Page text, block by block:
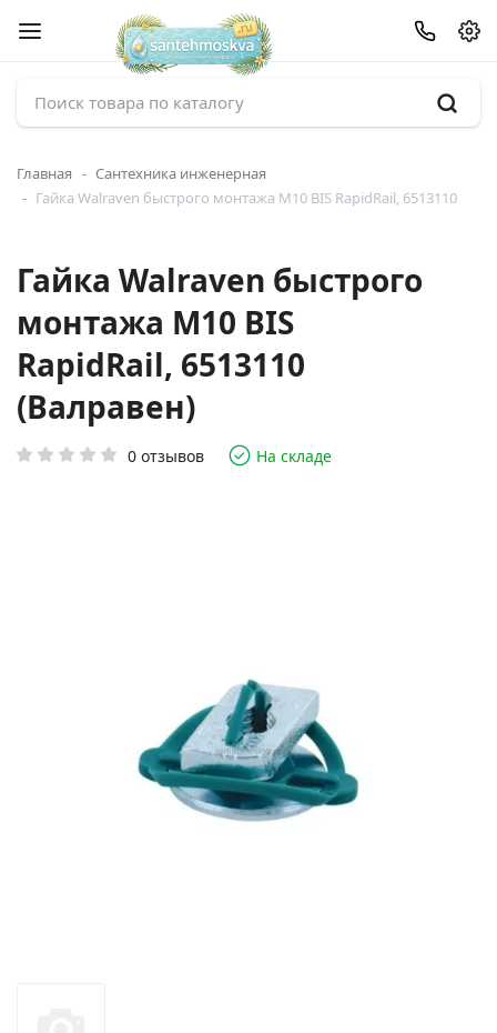
Главная
Сантехника инженерная
Гайка Walraven быстрого монтажа M10 BIS RapidRail, 6513110
Гайка Walraven быстрого
монтажа M10 BIS
RapidRail, 6513110
(Валравен)
0 отзывов На складе